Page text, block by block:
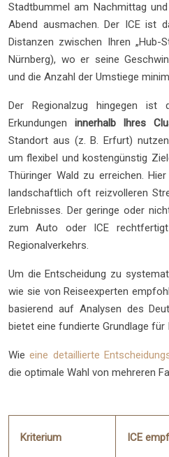
Stadtbummel am Nachmittag
Abend ausmachen. Der ICE ist
Distanzen zwischen Ihren „Hub-
Nürnberg), wo er seine
und die Anzahl der Umstiege
Der Regionalzug hingegen ist
Erkundungen innerhalb Ihres
Standort aus (z. B. Erfurt)
um flexibel und kostengünstig
Thüringer Wald zu erreichen.
landschaftlich oft reizvolleren
Erlebnisses. Der geringe oder
zum Auto oder ICE
Regionalverkehrs.
Um die Entscheidung zu
wie sie von Reiseexperten
basierend auf Analysen des
bietet eine fundierte Grundlage für
Wieeine detaillierte
die optimale Wahl von mehreren
Kriterium ICE